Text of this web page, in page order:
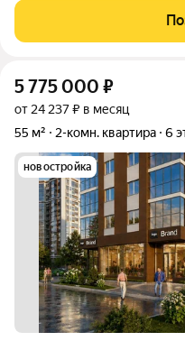
расположена на первом
2025 году, с индивидуальным
5 775 000 ₽
от 24 237 ₽ в месяц
55 м²
2-комн. квартира 6
новостройка